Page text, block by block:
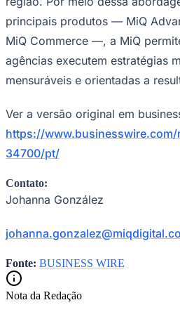
principais produtos — MiQ
MiQ Commerce —, a MiQ
agências executem estratégias
mensuráveis e orientadas a
Ver a versão original em
https://
34700/pt/
Contato:
Johanna González
Fonte: BUSINESS WIRE
Nota da Redação